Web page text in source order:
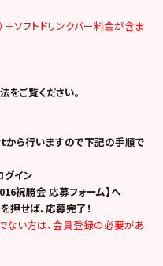
ソフトドリンクバー料金が含ま
ご覧ください。
ら行いますので下記の手順で
グイン
祝勝会 応募フォーム】へ
押せば、応募完了！
い方は、会員登録の必要があ